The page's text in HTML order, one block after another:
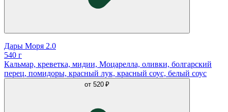
Дары Моря 2.0
540 г
Кальмар, креветка, мидии, Моцарелла, оливки, болгарский
перец, помидоры, красный лук, красный соус, белый соус
от 520 ₽